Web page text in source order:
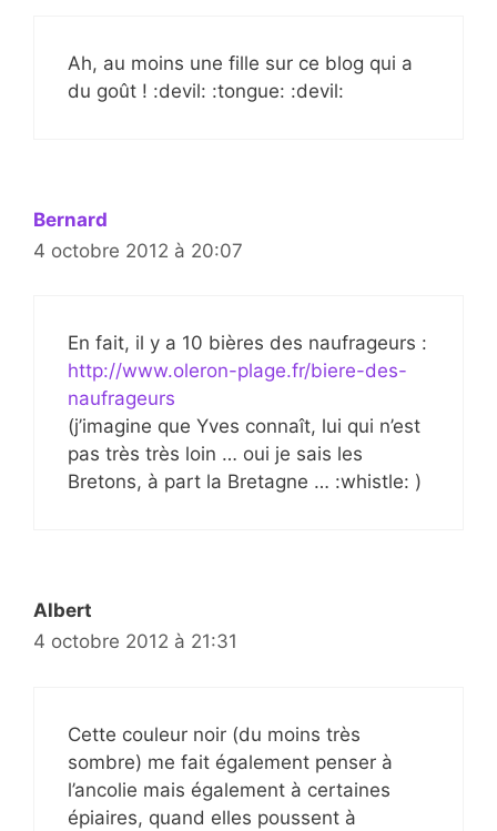
Ah, au moins une fille sur ce blog qui a
du goût ! :devil: :tongue: :devil:
Bernard
4 octobre 2012 à 20:07
En fait, il y a 10 bières des naufrageurs :
http://www.oleron-plage.fr/biere-des-
naufrageurs
(j’imagine que Yves connaît, lui qui n’est
pas très très loin … oui je sais les
Bretons, à part la Bretagne … :whistle: )
Albert
4 octobre 2012 à 21:31
Cette couleur noir (du moins très
sombre) me fait également penser à
l’ancolie mais également à certaines
épiaires, quand elles poussent à